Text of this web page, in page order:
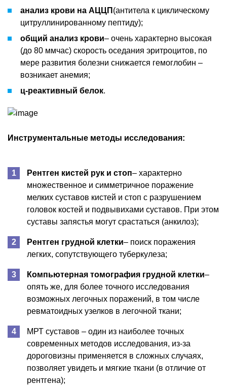
анализ крови на АЦЦП (антитела к циклическому
цитруллинированному пептиду);
общий анализ крови– очень характерно высокая
(до 80 ммчас) скорость оседания эритроцитов, по
мере развития болезни снижается гемоглобин –
возникает анемия;
ц-реактивный белок.
Инструментальные методы исследования:
Рентген кистей рук и стоп– характерно
множественное и симметричное поражение
мелких суставов кистей и стоп с разрушением
головок костей и подвывихами суставов. При этом
суставы запястья могут срастаться (анкилоз);
Рентген грудной клетки– поиск поражения
легких, сопутствующего туберкулеза;
Компьютерная томография грудной клетки–
опять же, для более точного исследования
возможных легочных поражений, в том числе
ревматоидных узелков в легочной ткани;
МРТ суставов – один из наиболее точных
современных методов исследования, из-за
дороговизны применяется в сложных случаях,
позволяет увидеть и мягкие ткани (в отличие от
рентгена);